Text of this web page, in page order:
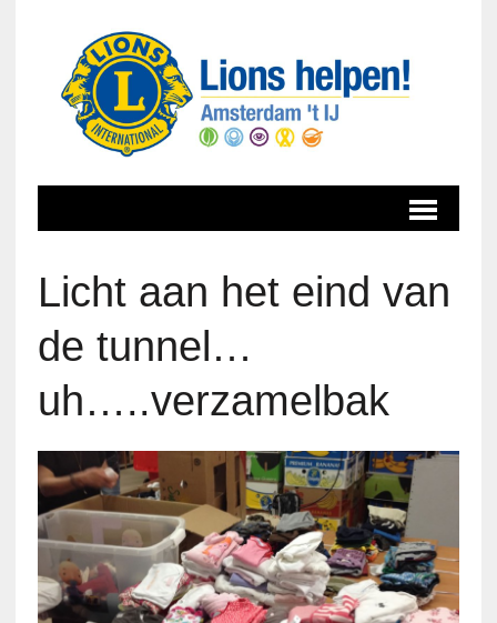
Licht aan het eind van
de tunnel…
uh…..verzamelbak